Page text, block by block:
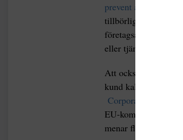
prevent and mitigate
tillbörlig aktsamhet
företagsansvaret
eller tjänst säljs,
Att också analysera
kund kallas
Corporate
EU-kommissionen i
menar flera